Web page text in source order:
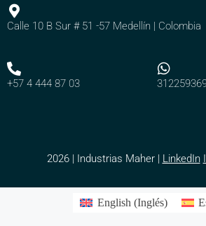
Calle 10 B Sur # 51 -57 Medellín | Colombia
+57 4 444 87 03
2026 | Industrias Maher | LinkedIn
English (Inglés)